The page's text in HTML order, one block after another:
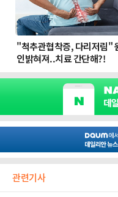
관련기사